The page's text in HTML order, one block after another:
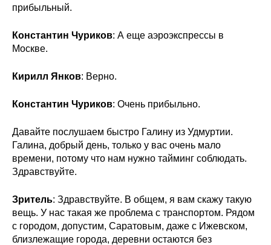
прибыльный.
Константин Чуриков: А еще аэроэкспрессы в
Москве.
Кирилл Янков: Верно.
Константин Чуриков: Очень прибыльно.
Давайте послушаем быстро Галину из Удмуртии.
Галина, добрый день, только у вас очень мало
времени, потому что нам нужно тайминг соблюдать.
Здравствуйте.
Зритель: Здравствуйте. В общем, я вам скажу такую
вещь. У нас такая же проблема с транспортом. Рядом
с городом, допустим, Саратовым, даже с Ижевском,
близлежащие города, деревни остаются без